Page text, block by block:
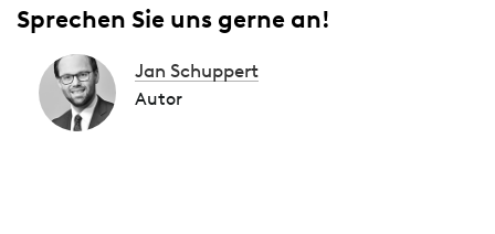
Sprechen Sie uns gerne an!
Jan Schuppert
Autor